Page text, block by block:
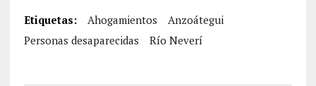
Etiquetas: Ahogamientos
Anzoátegui
Personas desaparecidas
Río Neverí